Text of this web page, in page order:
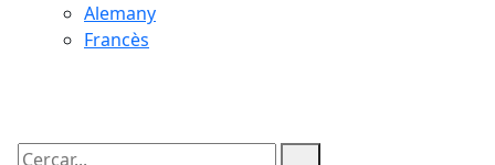
Alemany
Francès